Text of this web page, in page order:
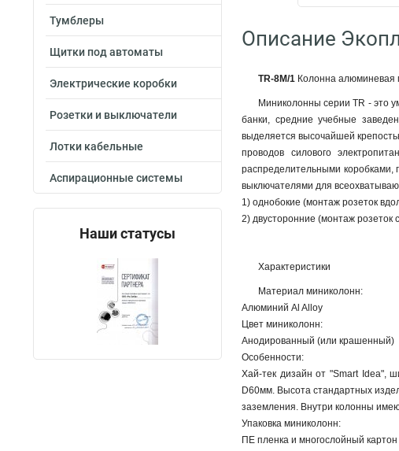
Тумблеры
Щитки под автоматы
Электрические коробки
Розетки и выключатели
Лотки кабельные
Аспирационные системы
Наши статусы
Описание
TR-8M/1 Колонна алюминевая
Миниколонны серии TR - это
банки, средние учебные
выделяется высочайшей
проводов силового
распределительными коробками,
выключателями для
1) однобокие (монтаж розеток
2) двусторонние (монтаж розеток
Характеристики
Материал миниколонн:
Алюминий Al Alloy
Цвет миниколонн:
Анодированный (или крашенный)
Особенности:
Хай-тек дизайн от "Smart Idea",
D60мм. Высота стандартных
заземления. Внутри колонны
Упаковка миниколонн:
ПЕ пленка и многослойный картон